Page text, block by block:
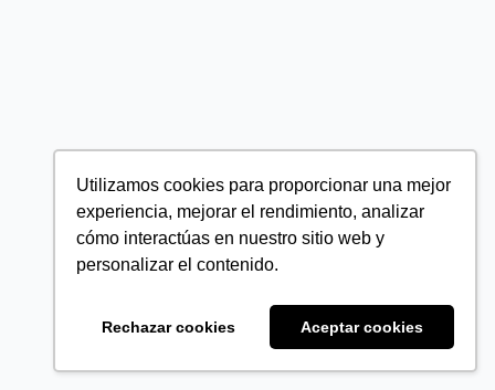
Utilizamos cookies para proporcionar una mejor
experiencia, mejorar el rendimiento, analizar
cómo interactúas en nuestro sitio web y
personalizar el contenido.
Rechazar cookies Aceptar cookies